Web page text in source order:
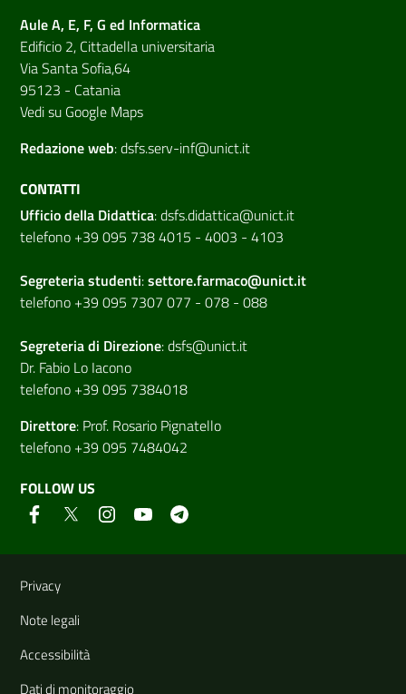
Aule A, E, F, G ed Informatica
Edificio 2, Cittadella universitaria
Via Santa Sofia,64
95123 - Catania
Vedi su Google Maps
Redazione web:dsfs.serv-inf@unict.it
CONTATTI
Ufficio della Didattica:dsfs.didattica@unict.it
telefono +39 095 738 4015 - 4003 - 4103
Segreteria studenti:settore.farmaco@unict.it
telefono +39 095 7307 077 - 078 - 088
Segreteria di Direzione:dsfs@unict.it
Dr. Fabio Lo Iacono
telefono +39 095 7384018
Direttore: Prof. Rosario Pignatello
telefono +39 095 7484042
FOLLOW US
Useful links and information
Privacy
Note legali
Accessibilità
Dati di monitoraggio